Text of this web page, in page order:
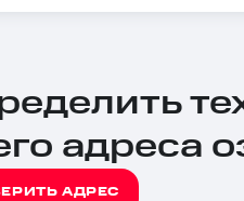
адреса
АДРЕС